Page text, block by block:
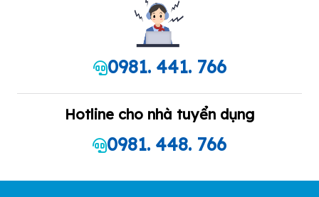
0981. 441. 766
Hotline cho nhà tuyển dụng
0981. 448. 766